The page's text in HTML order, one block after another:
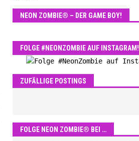
NEON ZOMBIE® – DER GAME BOY!
FOLGE #NEONZOMBIE AUF INSTAGRAM!
ZUFÄLLIGE POSTINGS
FOLGE NEON ZOMBIE® BEI …